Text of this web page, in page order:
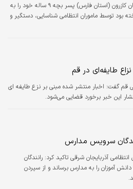
مادری که در اطراف شهرستان کازرون (استان فارس) پسر بچه ۹ ساله خود را به
توسط ماموران انتظامی شناسایی، دستگیر و
طایفه‌ای در قم
قم گفت: اخبار منتشر شده مبنی بر نزع طایفه ای
این خبر برخورد قضایی می‌شود.
سرویس مدارس
آذربایجان شرقی تاکید کرد: رانندگان
آموزان را به مدارس برساند و از سپردن